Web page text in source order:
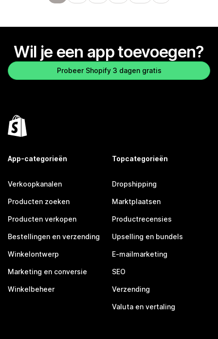
Wil je een app toevoegen?
Probeer Shopify 3 dagen gratis
App-categorieën
Verkoopkanalen
Producten zoeken
Producten verkopen
Bestellingen en verzending
Winkelontwerp
Marketing en conversie
Winkelbeheer
Topcategorieën
Dropshipping
Marktplaatsen
Productrecensies
Upselling en bundels
E-mailmarketing
SEO
Verzending
Valuta en vertaling